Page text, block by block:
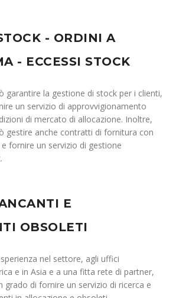
- ORDINI A
- ECCESSI STOCK
garantire la gestione di stock per i clienti,
un servizio di approvvigionamento
di mercato di allocazione. Inoltre,
gestire anche contratti di fornitura con
fornire un servizio di gestione
E
OBSOLETI
nel settore, agli uffici
e in Asia e a una fitta rete di partner,
grado di fornire un servizio di ricerca e